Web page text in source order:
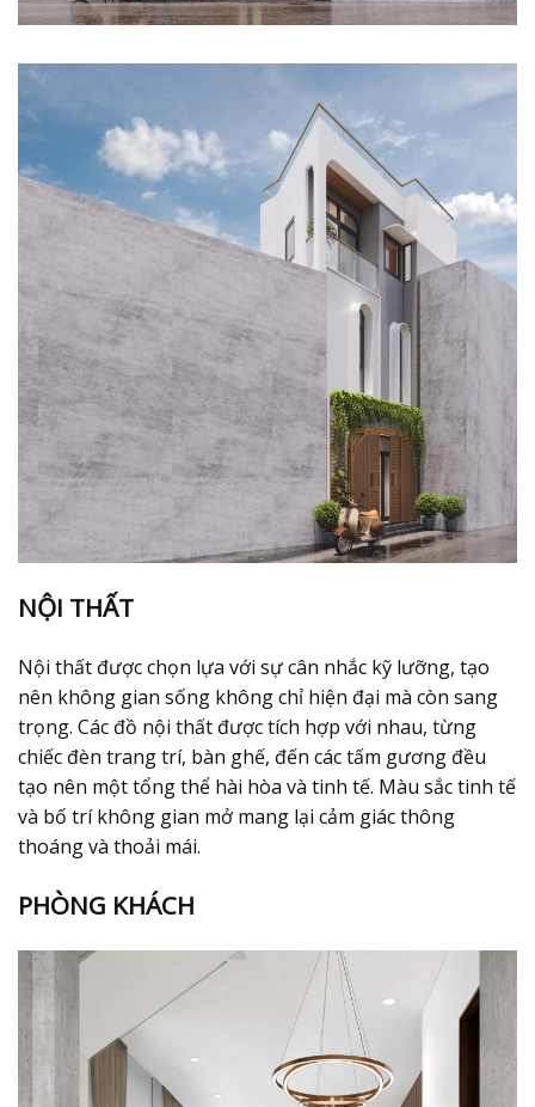
NỘI THẤT
Nội thất được chọn lựa với sự cân nhắc kỹ lưỡng, tạo
nên không gian sống không chỉ hiện đại mà còn sang
trọng. Các đồ nội thất được tích hợp với nhau, từng
chiếc đèn trang trí, bàn ghế, đến các tấm gương đều
tạo nên một tổng thể hài hòa và tinh tế. Màu sắc tinh tế
và bố trí không gian mở mang lại cảm giác thông
thoáng và thoải mái.
PHÒNG KHÁCH